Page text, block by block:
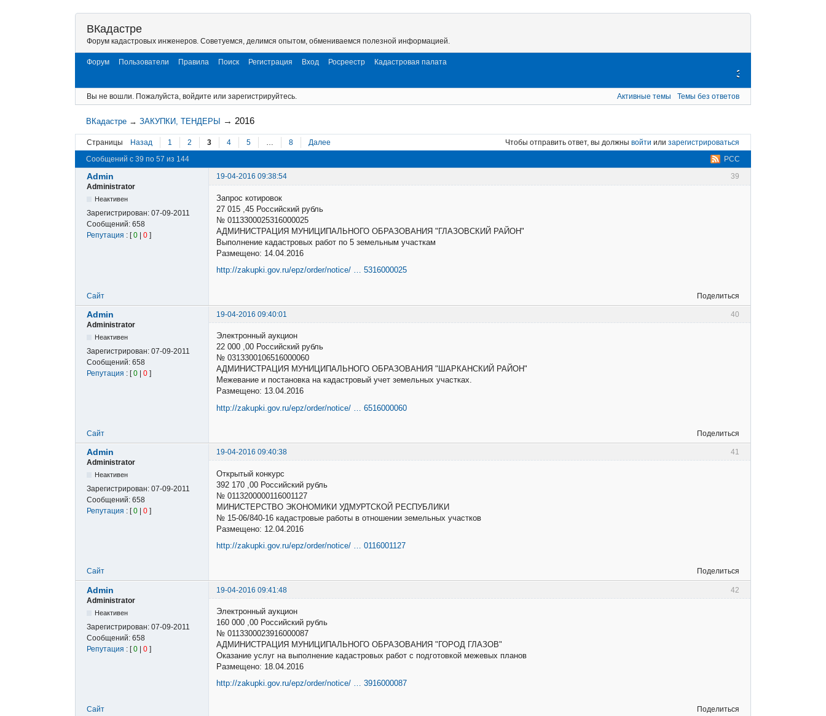
ВКадастре
Форум кадастровых инженеров. Советуемся, делимся опытом, обмениваемся полезной информацией.
Форум Пользователи Правила Поиск Регистрация Вход Росреестр Кадастровая палата
Заказать межевание,
Вы не вошли. Пожалуйста, войдите или зарегистрируйтесь. Активные темы Темы без ответов
ВКадастре →ЗАКУПКИ, ТЕНДЕРЫ → 2016
Страницы Назад 1 2 3 4 5 8 Далее Чтобы отправить ответ, вы должны войти или зарегистрироваться
РСС
Сообщений с 39 по 57 из 144
39
Admin
19-04-2016 09:38:54
Administrator
Неактивен
Зарегистрирован: 07-09-2011
Сообщений: 658
Репутация : [0 0 ]
Запрос котировок
27 015 ,45 Российский рубль
№ 0113300025316000025
АДМИНИСТРАЦИЯ МУНИЦИПАЛЬНОГО ОБРАЗОВАНИЯ "ГЛАЗОВСКИЙ РАЙОН"
Выполнение кадастровых работ по 5 земельным участкам
Размещено: 14.04.2016
http://zakupki.gov.ru/epz/order/notice/ … 5316000025
Сайт Поделиться
40
Admin
19-04-2016 09:40:01
Administrator
Неактивен
Зарегистрирован: 07-09-2011
Сообщений: 658
Репутация : [0 | 0 ]
Электронный аукцион
22 000 ,00 Российский рубль
№ 0313300106516000060
АДМИНИСТРАЦИЯ МУНИЦИПАЛЬНОГО ОБРАЗОВАНИЯ "ШАРКАНСКИЙ РАЙОН"
Межевание и постановка на кадастровый учет земельных участках.
Размещено: 13.04.2016
http://zakupki.gov.ru/epz/order/notice/ … 6516000060
Сайт Поделиться
41
Admin
19-04-2016 09:40:38
Administrator
Неактивен
Зарегистрирован: 07-09-2011
Сообщений: 658
Репутация : [0 0 ]
Открытый конкурс
392 170 ,00 Российский рубль
№ 0113200000116001127
МИНИСТЕРСТВО ЭКОНОМИКИ УДМУРТСКОЙ РЕСПУБЛИКИ
№ 15-06/840-16 кадастровые работы в отношении земельных участков
Размещено: 12.04.2016
http://zakupki.gov.ru/epz/order/notice/ … 0116001127
Сайт Поделиться
42
Admin
19-04-2016 09:41:48
Administrator
Неактивен
Зарегистрирован: 07-09-2011
Сообщений: 658
Репутация : [0 | 0 ]
Электронный аукцион
160 000 ,00 Российский рубль
№ 0113300023916000087
АДМИНИСТРАЦИЯ МУНИЦИПАЛЬНОГО ОБРАЗОВАНИЯ "ГОРОД ГЛАЗОВ"
Оказание услуг на выполнение кадастровых работ с подготовкой межевых планов
Размещено: 18.04.2016
http://zakupki.gov.ru/epz/order/notice/ … 3916000087
Сайт Поделиться